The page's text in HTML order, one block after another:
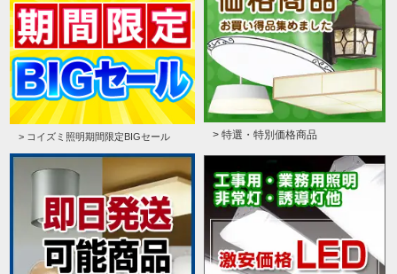
> コイズミ照明期間限定BIGセール > 特選・特別価格商品